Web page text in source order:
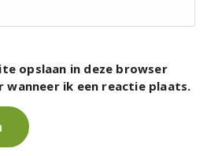
opslaan in deze browser
wanneer ik een reactie plaats.